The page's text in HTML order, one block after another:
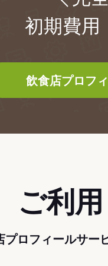
初期費用
飲食店プロフ
ご利
プロフィールサー